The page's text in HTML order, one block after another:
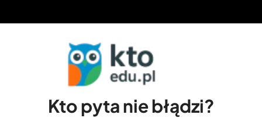
Kto pyta nie błądzi?